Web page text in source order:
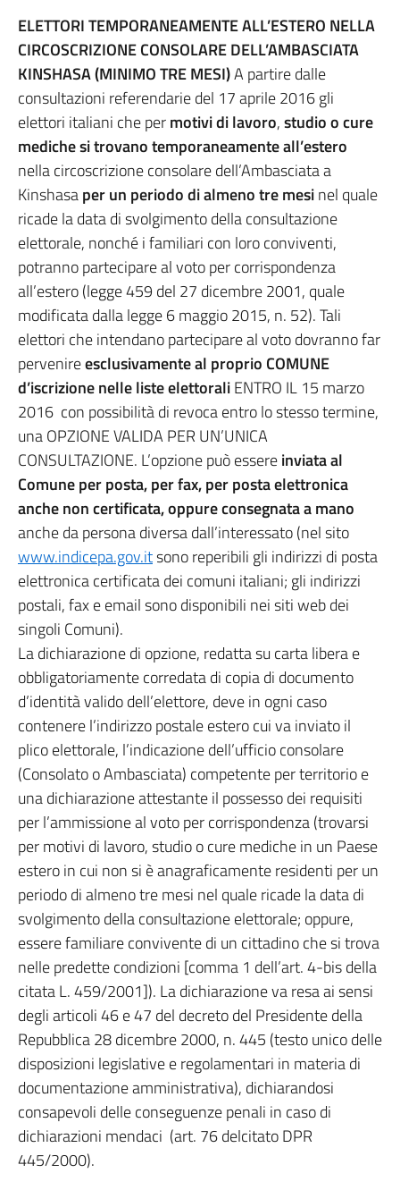
ELETTORI TEMPORANEAMENTE ALL’ESTERO NELLA
CIRCOSCRIZIONE CONSOLARE DELL’AMBASCIATA
KINSHASA (MINIMO TRE MESI)A partire dalle
consultazioni referendarie del 17 aprile 2016 gli
elettori italiani che permotivi di lavoro,studio o cure
mediche si trovano temporaneamente all’estero
nella circoscrizione consolare dell’Ambasciata a
Kinshasaper un periodo di almeno tre mesinel quale
ricade la data di svolgimento della consultazione
elettorale, nonché i familiari con loro conviventi,
potranno partecipare al voto per corrispondenza
all’estero (legge 459 del 27 dicembre 2001, quale
modificata dalla legge 6 maggio 2015, n. 52). Tali
elettori che intendano partecipare al voto dovranno far
pervenireesclusivamente al proprio COMUNE
d’iscrizione nelle liste elettoraliENTRO IL 15 marzo
2016 con possibilità di revoca entro lo stesso termine,
una OPZIONE VALIDA PER UN’UNICA
CONSULTAZIONE. L’opzione può essereinviata al
Comune per posta, per fax, per posta elettronica
anche non certificata, oppure consegnata a mano
anche da persona diversa dall’interessato (nel sito
www.indicepa.gov.itsono reperibili gli indirizzi di posta
elettronica certificata dei comuni italiani; gli indirizzi
postali, fax e email sono disponibili nei siti web dei
singoli Comuni).
La dichiarazione di opzione, redatta su carta libera e
obbligatoriamente corredata di copia di documento
d’identità valido dell’elettore, deve in ogni caso
contenere l’indirizzo postale estero cui va inviato il
plico elettorale, l’indicazione dell’ufficio consolare
(Consolato o Ambasciata) competente per territorio e
una dichiarazione attestante il possesso dei requisiti
per l’ammissione al voto per corrispondenza (trovarsi
per motivi di lavoro, studio o cure mediche in un Paese
estero in cui non si è anagraficamente residenti per un
periodo di almeno tre mesi nel quale ricade la data di
svolgimento della consultazione elettorale; oppure,
essere familiare convivente di un cittadino che si trova
nelle predette condizioni [comma 1 dell’art. 4-bis della
citata L. 459/2001]). La dichiarazione va resa ai sensi
degli articoli 46 e 47 del decreto del Presidente della
Repubblica 28 dicembre 2000, n. 445 (testo unico delle
disposizioni legislative e regolamentari in materia di
documentazione amministrativa), dichiarandosi
consapevoli delle conseguenze penali in caso di
dichiarazioni mendaci (art. 76 delcitato DPR
445/2000).